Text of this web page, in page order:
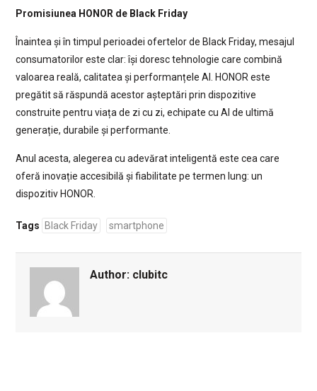
Promisiunea HONOR de Black Friday
Înaintea și în timpul perioadei ofertelor de Black Friday, mesajul
consumatorilor este clar: își doresc tehnologie care combină
valoarea reală, calitatea și performanțele AI. HONOR este
pregătit să răspundă acestor așteptări prin dispozitive
construite pentru viața de zi cu zi, echipate cu AI de ultimă
generație, durabile și performante.
Anul acesta, alegerea cu adevărat inteligentă este cea care
oferă inovație accesibilă și fiabilitate pe termen lung: un
dispozitiv HONOR.
Tags Black Friday smartphone
Author: clubitc